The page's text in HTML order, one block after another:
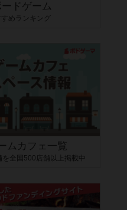
ードゲーム
めランキング
ムカフェ一覧
を全国500店舗以上掲載中